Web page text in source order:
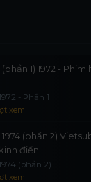
(phần 1) 1972 -
- Phần 1
xem
1974 (phần 2)
điển
(phần 2)
xem